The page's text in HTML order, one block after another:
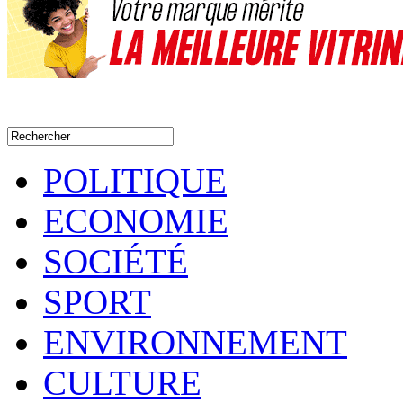
POLITIQUE
ECONOMIE
SOCIÉTÉ
SPORT
ENVIRONNEMENT
CULTURE